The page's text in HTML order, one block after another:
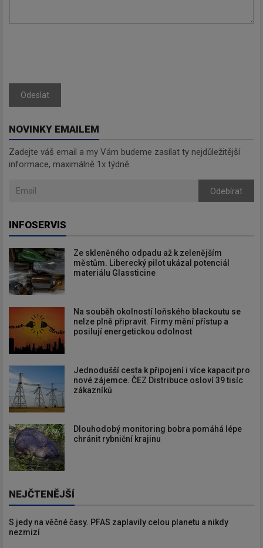
Odeslat
NOVINKY EMAILEM
Zadejte váš email a my Vám budeme zasílat ty nejdůležitější
informace, maximálně 1x týdně.
Odebírat
INFOSERVIS
Ze skleněného odpadu až k zelenějším
městům. Liberecký pilot ukázal potenciál
materiálu Glassticine
Na souběh okolností loňského blackoutu se
nelze plně připravit. Firmy mění přístup a
posilují energetickou odolnost
Jednodušší cesta k připojení i více kapacit pro
nové zájemce. ČEZ Distribuce osloví 39 tisíc
zákazníků
Dlouhodobý monitoring bobra pomáhá lépe
chránit rybniční krajinu
NEJČTENĚJŠÍ
S jedy na věčné časy. PFAS zaplavily celou planetu a nikdy
nezmizí